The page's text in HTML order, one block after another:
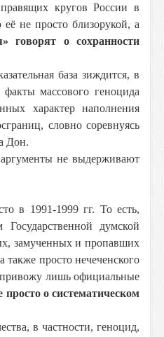
кругов России в
не просто близорукой, а
говорят о сохранности
база зиждится, в
массового геноцида
характер наполнения
словно соревнуясь
Дон.
аргументы не выдерживают
в 1991-1999 гг. То есть,
думской
замученных и пропавших
также просто нечеченского
привожу лишь официальные
просто о систематическом
в частности, геноцид,